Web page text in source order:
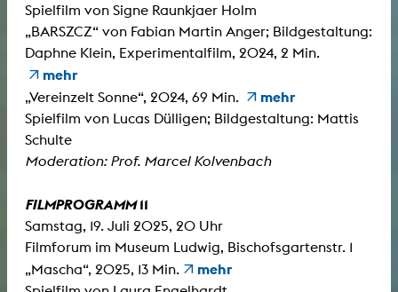
Spielfilm von Signe Raunkjaer Holm
„BARSZCZ“ von Fabian Martin Anger; Bildgestaltung:
Daphne Klein, Experimentalfilm, 2024, 2 Min.
mehr
„Vereinzelt Sonne“, 2024, 69 Min. mehr
Spielfilm von Lucas Dülligen; Bildgestaltung: Mattis
Schulte
Moderation: Prof. Marcel Kolvenbach
FILMPROGRAMM11
Samstag, 19. Juli 2025, 20 Uhr
Filmforum im Museum Ludwig, Bischofsgartenstr. 1
„Mascha“, 2025, 13 Min.
mehr